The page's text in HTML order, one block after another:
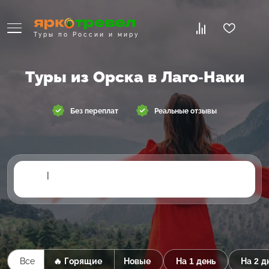
Туры по России и миру
Туры из Орска в Лаго-Наки
Без переплат Реальные отзывы
|
Все 🔥 Горящие Новые На 1 день На 2